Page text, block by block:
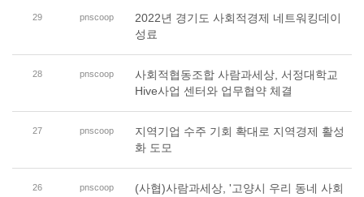
29 pnscoop
2022년 경기도 사회적경제 네트워킹데이
성료
28 pnscoop
사회적협동조합 사람과세상, 서정대학교
Hive사업 센터와 업무협약 체결
27 pnscoop
지역기업 수주 기회 확대로 지역경제 활성
화 도모
26 pnscoop
(사협)사람과세상, '고양시 우리 동네 사회